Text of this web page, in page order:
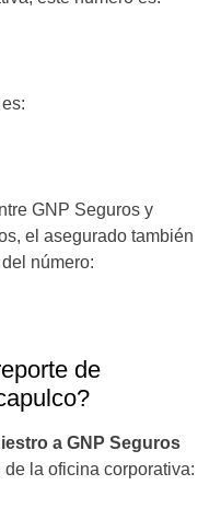
GNP Seguros y
el asegurado también
número:
de
a GNP Seguros
la oficina corporativa: